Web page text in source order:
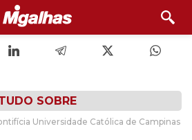
SOBRE
Universidade Católica de Campinas